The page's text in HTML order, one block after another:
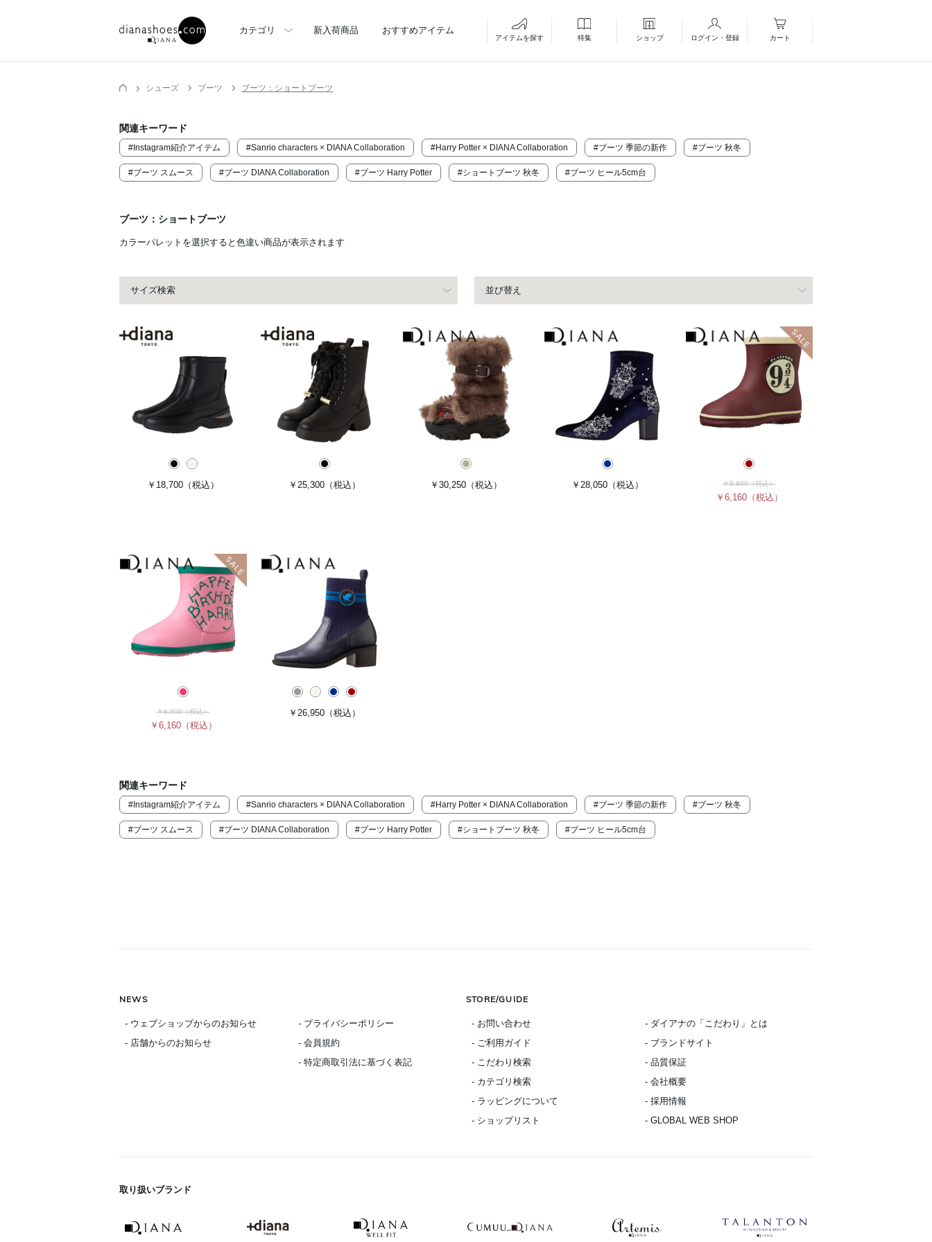
カテゴリ 新入荷商品 おすすめアイテム
アイテムを探す 特集 ショップ ログイン・登録 カート
シューズ ブーツ ブーツ：ショートブーツ
関連キーワード
#Instagram紹介アイテム #Sanrio characters × DIANA Collaboration #Harry Potter × DIANA Collaboration #ブーツ 季節の新作 #ブーツ 秋冬
#ブーツ スムース #ブーツ DIANA Collaboration #ブーツ Harry Potter #ショートブーツ 秋冬 #ブーツ ヒール5cm台
ブーツ：ショートブーツ
カラーパレットを選択すると色違い商品が表示されます
サイズ検索 並び替え
￥18,700 （税込） ￥25,300 （税込） ￥30,250 （税込） ￥28,050 （税込） ￥8,800（税込）
￥6,160（税込）
￥8,800（税込）
￥6,160（税込）
￥26,950 （税込）
関連キーワード
#Instagram紹介アイテム #Sanrio characters × DIANA Collaboration #Harry Potter × DIANA Collaboration #ブーツ 季節の新作 #ブーツ 秋冬
#ブーツ スムース #ブーツ DIANA Collaboration #ブーツ Harry Potter #ショートブーツ 秋冬 #ブーツ ヒール5cm台
NEWS
- ウェブショップからのお知らせ
- 店舗からのお知らせ
- プライバシーポリシー
- 会員規約
- 特定商取引法に基づく表記
STORE/GUIDE
- お問い合わせ
- ご利用ガイド
- こだわり検索
- カテゴリ検索
- ラッピングについて
- ショップリスト
- ダイアナの「こだわり」とは
- ブランドサイト
- 品質保証
- 会社概要
- 採用情報
- GLOBAL WEB SHOP
取り扱いブランド